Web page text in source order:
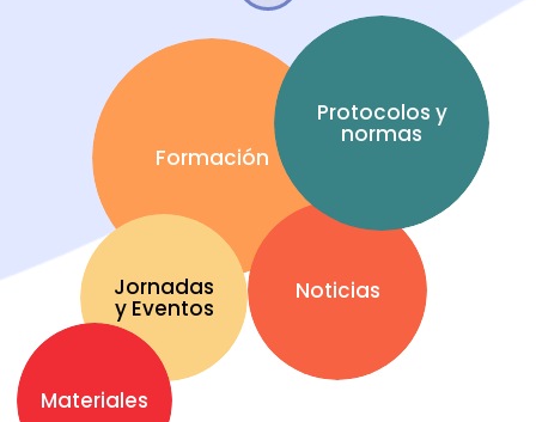
Formación
Protocolos y
normas
Materiales
Jornadas
y Eventos
Noticias